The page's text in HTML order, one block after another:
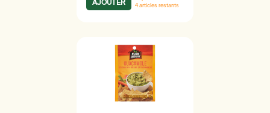
AJOUTER
4 articles restants